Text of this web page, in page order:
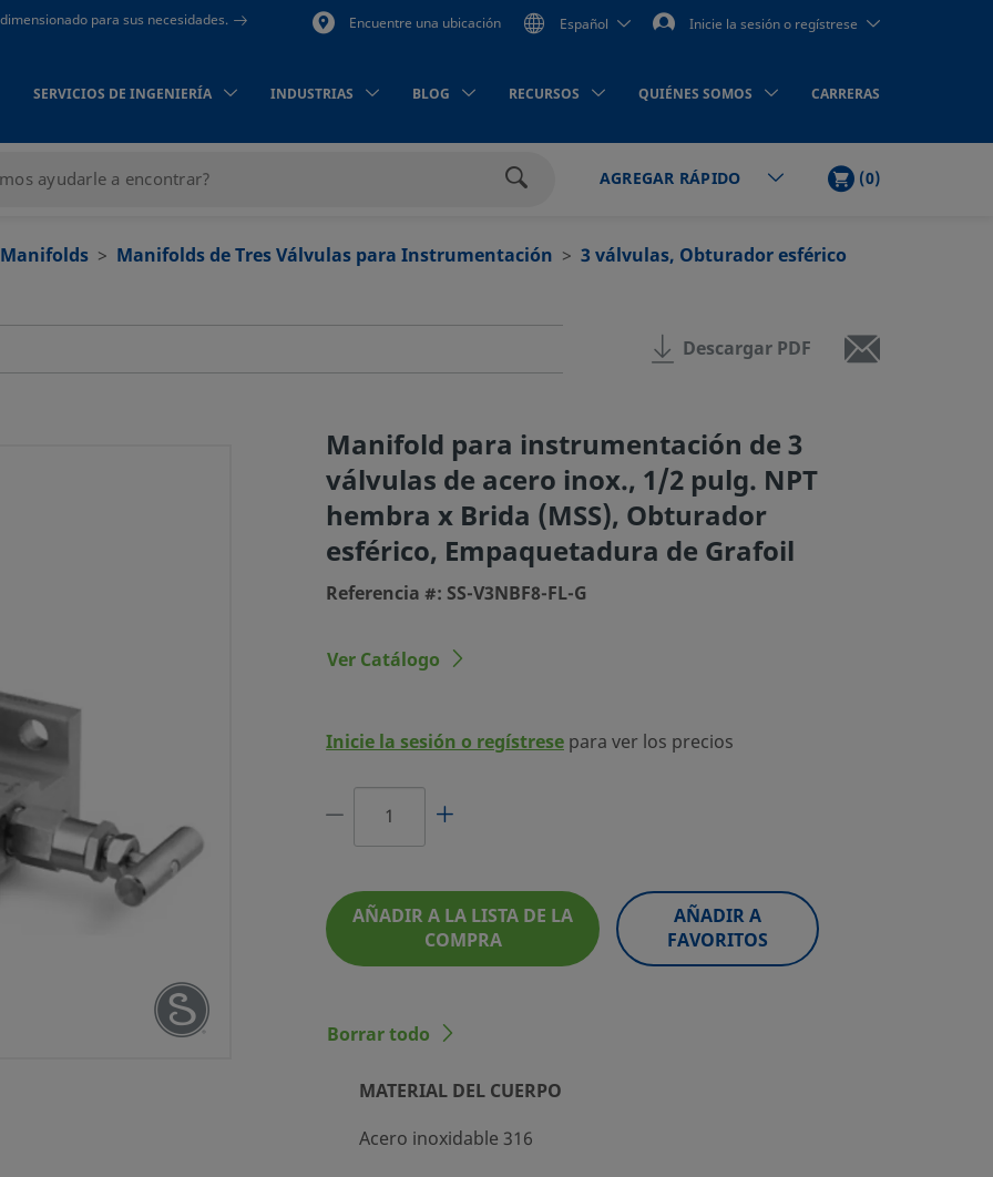
para sus necesidades. Encuentre una ubicación Español Inicie la sesión o regístrese
SERVICIOS DE INGENIERÍA INDUSTRIAS BLOG RECURSOS QUIÉNES SOMOS CARRERAS
AGREGAR RÁPIDO
LISTA
DE
(0)PRODUCTOS
Manifolds Manifolds de Tres Válvulas para Instrumentación
3 válvulas, Obturador esférico
DE 3 VÁLVULAS
HEMBRA X BRIDA
DE
GRAFOIL
Descargar PDF
Manifold para instrumentación de 3
válvulas de acero inox., 1/2 pulg. NPT
hembra x Brida (MSS), Obturador
esférico, Empaquetadura de Grafoil
Referencia #: SS-V3NBF8-FL-G
Ver Catálogo
Inicie la sesión o regístrese para ver los precios
AÑADIR A LA LISTA DE LA
COMPRA
AÑADIR A
FAVORITOS
Borrar todo
Acero inoxidable 316
MATERIAL DEL CUERPO